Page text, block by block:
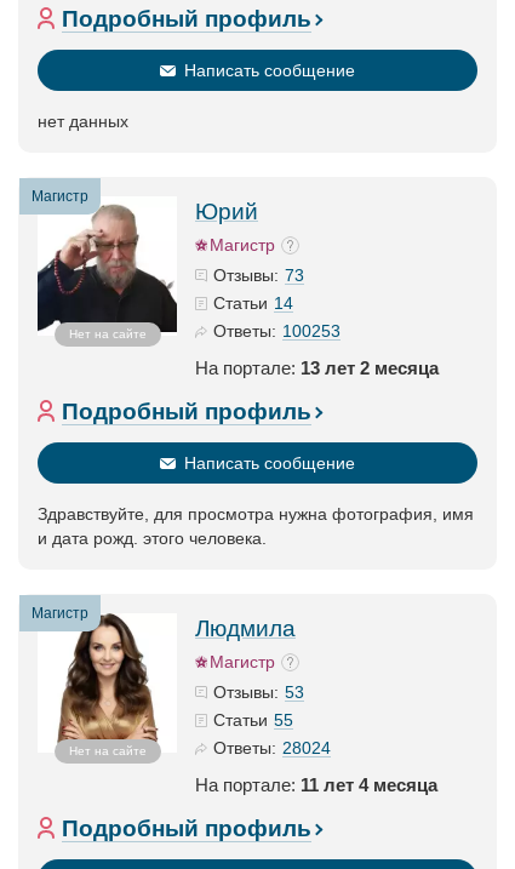
Подробный профиль
Написать сообщение
нет данных
Магистр
Нет на сайте
Юрий
Магистр
Отзывы: 73
Статьи 14
Ответы: 100253
На портале: 13 лет 2 месяца
Подробный профиль
Написать сообщение
Здравствуйте, для просмотра нужна фотография, имя
и дата рожд. этого человека.
Магистр
Нет на сайте
Людмила
Магистр
Отзывы: 53
Статьи 55
Ответы: 28024
На портале: 11 лет 4 месяца
Подробный профиль